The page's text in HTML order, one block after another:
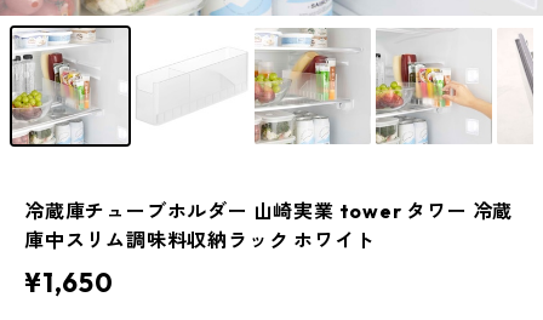
冷蔵庫チューブホルダー 山崎実業 tower タワー 冷蔵
庫中スリム調味料収納ラック ホワイト
¥1,650